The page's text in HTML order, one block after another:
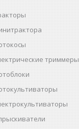
триммеры